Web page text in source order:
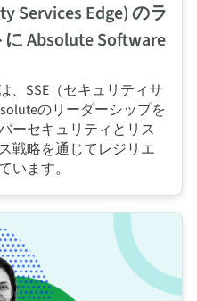
Services Edge) のラ
Absolute Software
、SSE（セキュリティサ
のリーダーシップを
ーセキュリティとリス
戦略を通じてレジリエ
います。
ティ・コントロール・ア